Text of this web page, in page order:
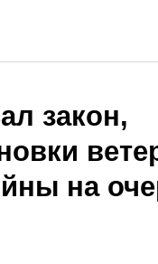
закон,
на